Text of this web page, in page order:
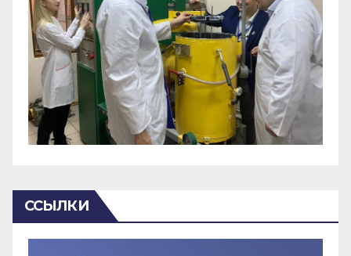
ССЫЛКИ